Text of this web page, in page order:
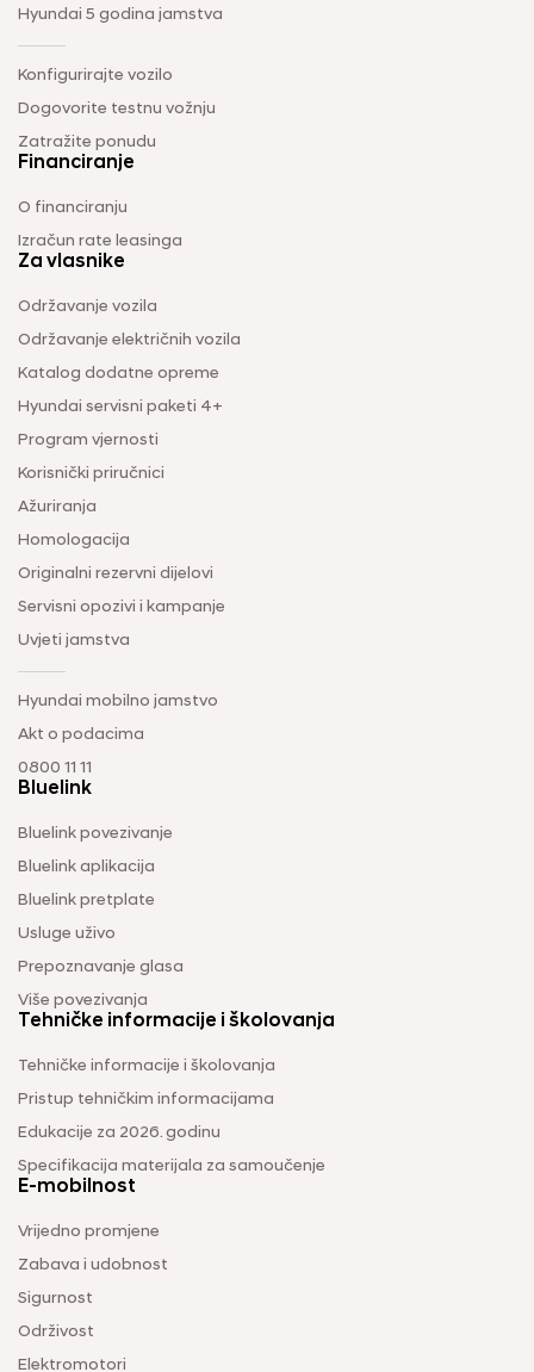
Hyundai 5 godina jamstva
Konfigurirajte vozilo
Dogovorite testnu vožnju
Zatražite ponudu
Financiranje
O financiranju
Izračun rate leasinga
Za vlasnike
Održavanje vozila
Održavanje električnih vozila
Katalog dodatne opreme
Hyundai servisni paketi 4+
Program vjernosti
Korisnički priručnici
Ažuriranja
Homologacija
Originalni rezervni dijelovi
Servisni opozivi i kampanje
Uvjeti jamstva
Hyundai mobilno jamstvo
Akt o podacima
0800 11 11
Bluelink
Bluelink povezivanje
Bluelink aplikacija
Bluelink pretplate
Usluge uživo
Prepoznavanje glasa
Više povezivanja
Tehničke informacije i školovanja
Tehničke informacije i školovanja
Pristup tehničkim informacijama
Edukacije za 2026. godinu
Specifikacija materijala za samoučenje
E-mobilnost
Vrijedno promjene
Zabava i udobnost
Sigurnost
Održivost
Elektromotori